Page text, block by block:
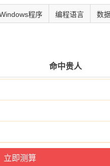
程序 编程语言 数
命中贵人